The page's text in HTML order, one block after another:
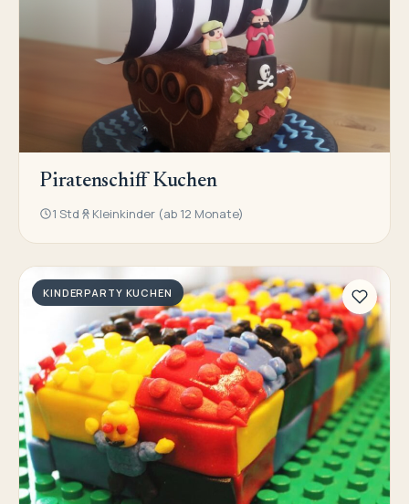
Piratenschiff Kuchen
1 Std Kleinkinder (ab 12 Monate)
KINDERPARTY KUCHEN